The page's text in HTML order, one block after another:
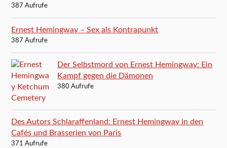
387 Aufrufe
Ernest Hemingway – Sex als Kontrapunkt
387 Aufrufe
Der Selbstmord von Ernest Hemingway: Ein
Kampf gegen die Dämonen
380 Aufrufe
Des Autors Schlaraffenland: Ernest Hemingway in den
Cafés und Brasserien von Paris
371 Aufrufe